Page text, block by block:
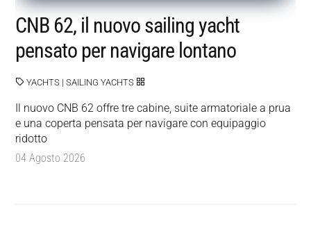
CNB 62, il nuovo sailing yacht
pensato per navigare lontano
YACHTS |SAILING YACHTS
Il nuovo CNB 62 offre tre cabine, suite armatoriale a prua
e una coperta pensata per navigare con equipaggio
ridotto
04 Agosto 2026